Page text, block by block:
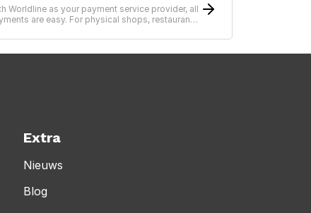
Worldline as your payment service provider, all
are easy. For physical shops, restaurants
Extra
Nieuws
Blog